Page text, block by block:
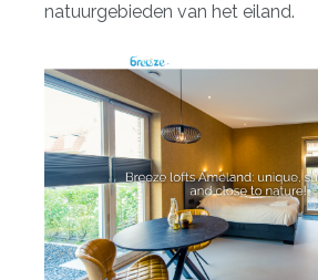
natuurgebieden van het eiland.